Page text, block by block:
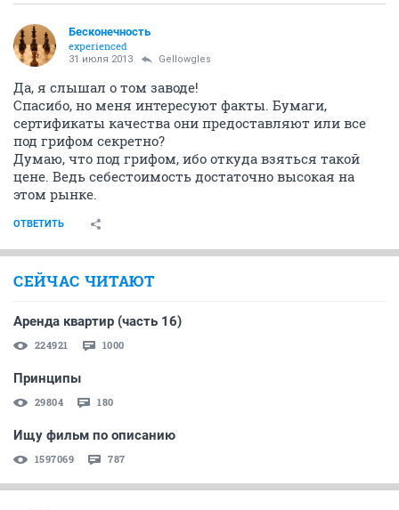
Бесконечность
experienced
31 июля 2013 Gellowgles
Да, я слышал о том заводе!
Спасибо, но меня интересуют факты. Бумаги,
сертификаты качества они предоставляют или все
под грифом секретно?
Думаю, что под грифом, ибо откуда взяться такой
цене. Ведь себестоимость достаточно высокая на
этом рынке.
ОТВЕТИТЬ
СЕЙЧАС ЧИТАЮТ
Аренда квартир (часть 16)
224921 1000
Принципы
29804 180
Ищу фильм по описанию
1597069 787